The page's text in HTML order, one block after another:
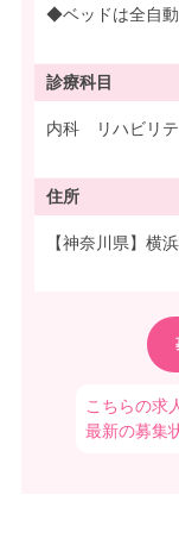
◆ベッドは全自動
診療科目
内科 リハビリ
住所
【神奈川県】横
こちらの求
最新の募集